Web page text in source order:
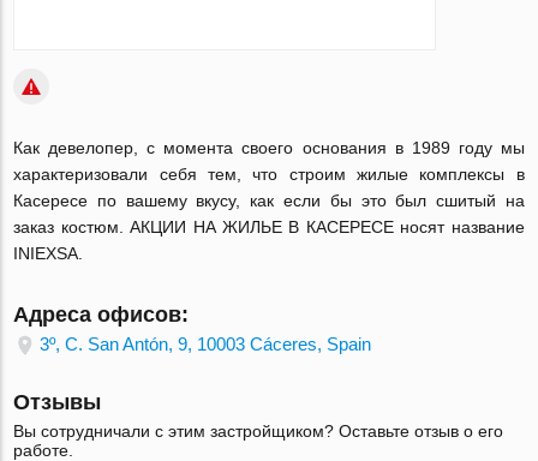
Как девелопер, с момента своего основания в 1989 году мы
характеризовали себя тем, что строим жилые комплексы в
Касересе по вашему вкусу, как если бы это был сшитый на
заказ костюм. АКЦИИ НА ЖИЛЬЕ В КАСЕРЕСЕ носят название
INIEXSA.
Адреса офисов:
3º, C. San Antón, 9, 10003 Cáceres, Spain
Отзывы
Вы сотрудничали с этим застройщиком? Оставьте отзыв о его
работе.